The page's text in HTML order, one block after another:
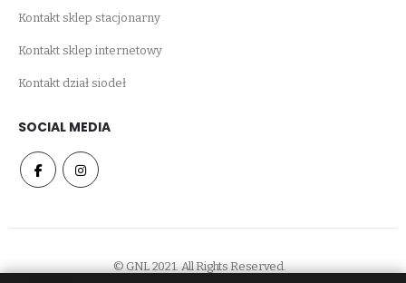
Kontakt sklep stacjonarny
Kontakt sklep internetowy
Kontakt dział siodeł
SOCIAL MEDIA
© GNL 2021. All Rights Reserved.